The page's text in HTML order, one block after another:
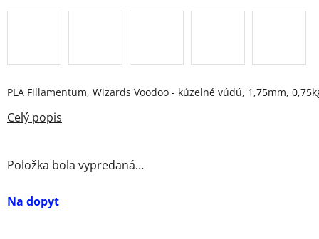
Na dopyt
Položka bola vypredaná…
PLA Fillamentum, Wizards Voodoo - kúzelné vúdú, 1,75mm,